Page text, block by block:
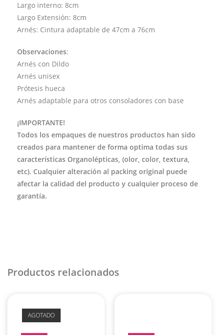
Largo interno: 8cm
Largo Extensión: 8cm
Arnés: Cintura adaptable de 47cm a 76cm
Observaciones:
Arnés con Dildo
Arnés unisex
Prótesis hueca
Arnés adaptable para otros consoladores con base
¡IMPORTANTE!
Todos los empaques de nuestros productos han sido
creados para mantener de forma optima todas sus
características Organolépticas, (olor, color, textura,
etc). Cualquier alteración al packing original puede
afectar la calidad del producto y cualquier proceso de
garantía.
Productos relacionados
AGOTADO